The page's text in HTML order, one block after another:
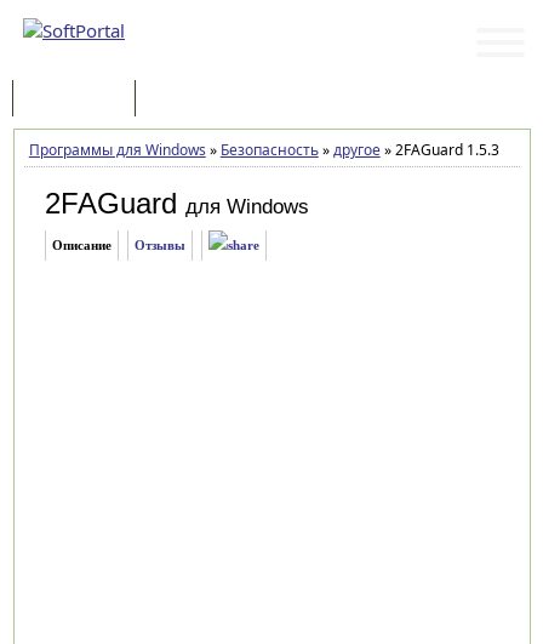
Программы для Windows » Безопасность»другое»2FAGuard 1.5.3
2FAGuard для Windows
Описание Отзывы